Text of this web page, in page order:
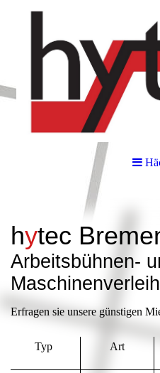
hytec
Arbeitsbühnen-
Maschinenverleih
Erfragen sie unsere günstigen
Typ Art